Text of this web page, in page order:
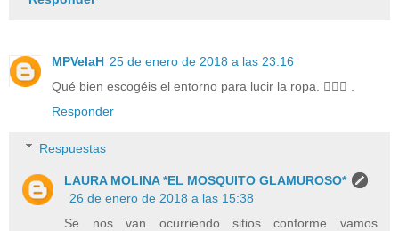
MPVelaH 25 de enero de 2018 a las 23:16
Qué bien escogéis el entorno para lucir la ropa. 👌🏻💚 .
Responder
Respuestas
LAURA MOLINA *EL MOSQUITO GLAMUROSO*
26 de enero de 2018 a las 15:38
Se nos van ocurriendo sitios conforme vamos